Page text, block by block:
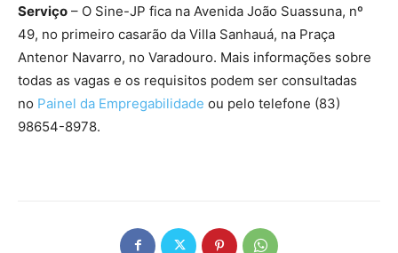
Serviço – O Sine-JP fica na Avenida João Suassuna, nº
49, no primeiro casarão da Villa Sanhauá, na Praça
Antenor Navarro, no Varadouro. Mais informações sobre
todas as vagas e os requisitos podem ser consultadas
no Painel da Empregabilidade ou pelo telefone (83)
98654-8978.